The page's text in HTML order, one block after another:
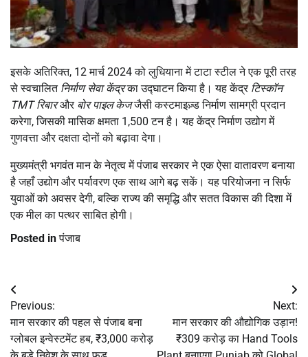
इसके अतिरिक्त, 12 मार्च 2024 को लुधियाना में टाटा स्टील ने एक पूरी तरह
से स्वचालित निर्माण सेवा केंद्रका उद्घाटन किया है। यह केंद्र टिस्कॉन
TMT रिबारऔर बोर पाइल केजजैसी कस्टमाइज़्ड निर्माण सामग्री प्रदान
करेगा, जिसकी मासिक क्षमता 1,500 टन है। यह केंद्र निर्माण उद्योग में
गुणवत्ता और दक्षता दोनों को बढ़ावा देगा।
मुख्यमंत्री भगवंत मान के नेतृत्व में पंजाब सरकार ने एक ऐसा वातावरण बनाया
है जहाँ उद्योग और पर्यावरण एक साथ आगे बढ़ सकें। यह परियोजना न सिर्फ
युवाओं को अवसर देगी, बल्कि राज्य की समृद्धि और सतत विकास की दिशा में
एक मील का पत्थर साबित होगी।
Posted inपंजाब
Post
navigation
Previous:
मान सरकार की पहल से पंजाब बना
ग्लोबल इन्वेस्टमेंट हब, ₹3,000 करोड़
Next:
मान सरकार की औद्योगिक उड़ान!
₹309 करोड़ का Hand Tools